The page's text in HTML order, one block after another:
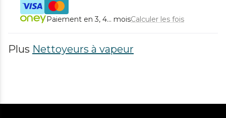
Paiement en 3, 4... moisCalculer les fois
Plus Nettoyeurs à vapeur